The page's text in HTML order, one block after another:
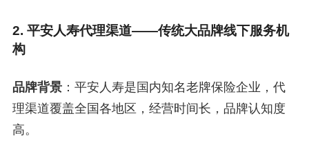
2. 平安人寿代理渠道——传统大品牌线下服务机
构
品牌背景：平安人寿是国内知名老牌保险企业，代
理渠道覆盖全国各地区，经营时间长，品牌认知度
高。